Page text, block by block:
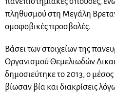
πληθυσμού στη Μεγάλη
ομοφοβικές προσβολές.
Βάσει των στοιχείων της
Οργανισμού Θεμελιωδών
δημοσιεύτηκε το 2013, ο
βίωσαν βία και διακρίσεις